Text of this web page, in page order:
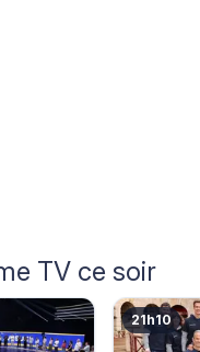
TV ce soir
21h10